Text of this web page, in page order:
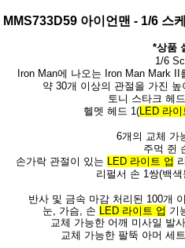
MMS733D59 아이언맨 - 1/6 스
*상품
1/6
Iron Man에 나오는 Iron Man Mark
약 30개 이상의 관절을 가진
토니 스타크 헤
헬멧 헤드 1(LED 라이
6개의 교체 가
주먹 쥔
손가락 관절이 있는 LED 라이트 업
리펄서 손 1쌍(백
반사 및 금속 마감 처리된 100개
눈, 가슴, 손 LED 라이트 업 기
교체 가능한 어깨 미사일 발
교체 가능한 팔뚝 아머 세